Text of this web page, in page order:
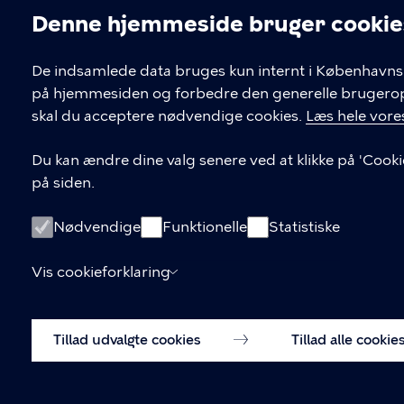
Denne hjemmeside bruger
De indsamlede data bruges kun internt i
på hjemmesiden og forbedre den generelle
skal du acceptere nødvendige cookies. Læs hele
Du kan ændre dine valg senere ved at klikke på
på siden.
Nødvendige Funktionelle Statistiske
Vis cookieforklaring
Tillad udvalgte cookies Tillad alle
Kontakt Københavns Kommune
T
33 66 33 66
CVR-nummer64942212